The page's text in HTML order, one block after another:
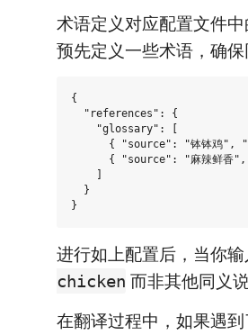
术语定义对应配置文件中
预先定义一些术语，确
{
  "references": {
    "glossary": [
{ "source": "钵钵鸡",
{ "source": "麻辣鲜香
  }
进行如上配置后，当你输
chicken 而非其他同义说
在翻译过程中，如果遇